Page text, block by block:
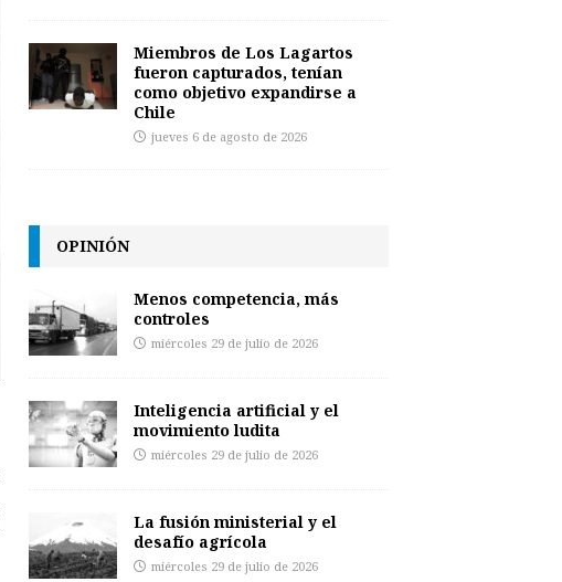
Miembros de Los Lagartos
fueron capturados, tenían
como objetivo expandirse a
Chile
jueves 6 de agosto de 2026
OPINIÓN
Menos competencia, más
controles
miércoles 29 de julio de 2026
Inteligencia artificial y el
movimiento ludita
miércoles 29 de julio de 2026
La fusión ministerial y el
desafío agrícola
miércoles 29 de julio de 2026